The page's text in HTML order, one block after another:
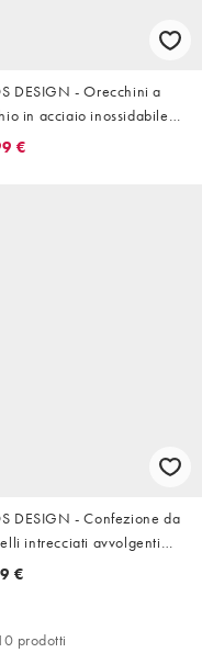
DESIGN - Orecchini a
in acciaio inossidabile
all'acqua tonalità oro
€
DESIGN - Confezione da
intrecciati avvolgenti
€
prodotti